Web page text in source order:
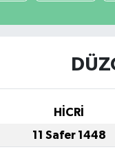
HİCRİ
11 Safer 1448